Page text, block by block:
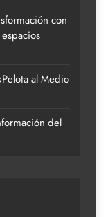
con
al Medio
del